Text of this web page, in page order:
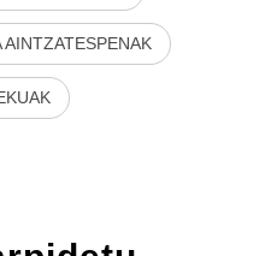
AINTZATESPENAK